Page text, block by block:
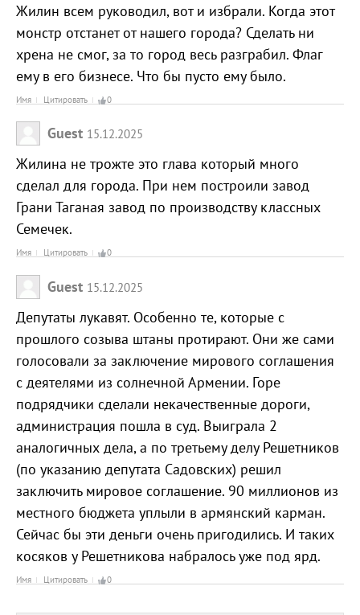
Жилин всем руководил, вот и избрали. Когда этот
монстр отстанет от нашего города? Сделать ни
хрена не смог, за то город весь разграбил. Флаг
ему в его бизнесе. Что бы пусто ему было.
Имя Цитировать 0
Guest 15.12.2025
Жилина не трожте это глава который много
сделал для города. При нем построили завод
Грани Таганая завод по производству классных
Семечек.
Имя Цитировать 0
Guest 15.12.2025
Депутаты лукавят. Особенно те, которые с
прошлого созыва штаны протирают. Они же сами
голосовали за заключение мирового соглашения
с деятелями из солнечной Армении. Горе
подрядчики сделали некачественные дороги,
администрация пошла в суд. Выиграла 2
аналогичных дела, а по третьему делу Решетников
(по указанию депутата Садовских) решил
заключить мировое соглашение. 90 миллионов из
местного бюджета уплыли в армянский карман.
Сейчас бы эти деньги очень пригодились. И таких
косяков у Решетникова набралось уже под ярд.
Имя Цитировать 0